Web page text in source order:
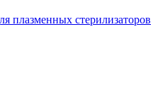
плазменных стерилизаторов